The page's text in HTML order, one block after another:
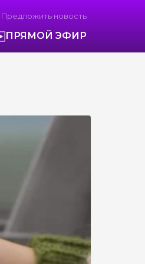
Предложить новость
ПРЯМОЙ ЭФИР